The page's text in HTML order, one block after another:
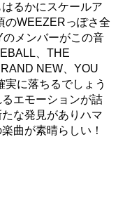
るかにスケールア
のWEEZERっぽさ全
のメンバーがこの音
、THE
NEW、YOU
実に落ちるでしょう
エモーションが詰
な発見がありハマ
曲が素晴らしい！